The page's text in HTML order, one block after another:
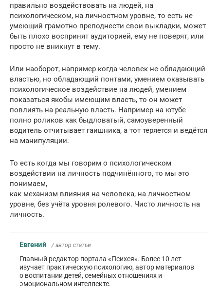
правильно воздействовать на людей, на
психологическом, на личностном уровне, то есть не
умеющий грамотно преподнести свои выкладки, может
быть плохо воспринят аудиторией, ему не поверят, или
просто не вникнут в тему.
Или наоборот, например когда человек не обладающий
властью, но обладающий понтами, умением оказывать
психологическое воздействие на людей, умением
показаться якобы имеющим власть, то он может
повлиять на реальную власть. Например на ютубе
полно роликов как быдловатый, самоуверенный
водитель отчитывает гаишника, а тот теряется и ведётся
на манипуляции.
То есть когда мы говорим о психологическом
воздействии на личность подчинённого, то мы это
понимаем,
как механизм влияния на человека, на личностном
уровне, без учёта уровня ролевого. Чисто личность на
личность.
Евгений / автор статьи
Главный редактор портала «Психея». Более 10 лет
изучает практическую психологию, автор материалов
о воспитании детей, семейных отношениях и
эмоциональном интеллекте.